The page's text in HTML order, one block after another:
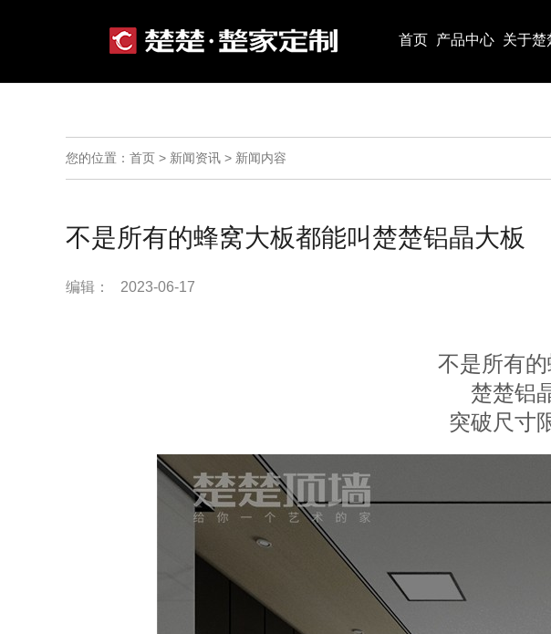
首页 产品中心 关于楚
您的位置：首页 > 新闻资讯 > 新闻内容
不是所有的蜂窝大板都能叫楚楚铝晶大板
编辑： 2023-06-17
不是所有
楚楚铝
突破尺寸